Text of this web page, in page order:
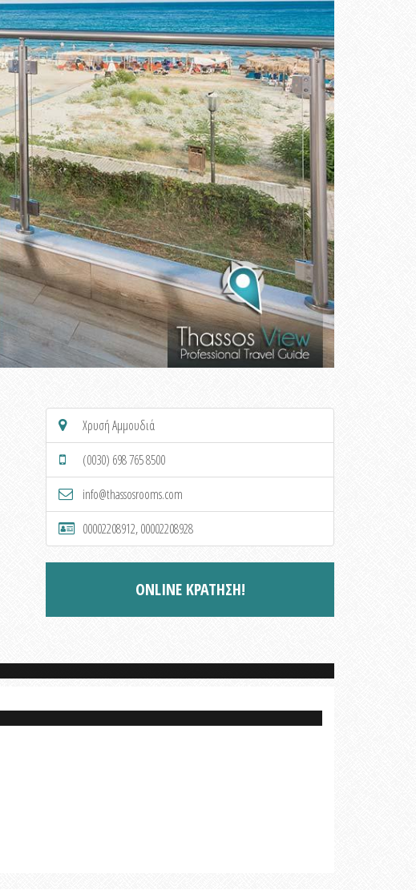
Χρυσή Αμμουδιά
(0030) 698 765 8500
info@thassosrooms.com
00002208912, 00002208928
ONLINE ΚΡΑΤΗΣΗ!